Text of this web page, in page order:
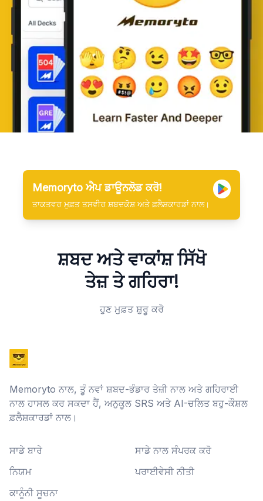
Memoryto ਐਪ ਡਾਊਨਲੋਡ ਕਰੋ!
ਤਾਕਤਵਰ ਮੁਫ਼ਤ ਤਸਵੀਰ ਸ਼ਬਦਕੋਸ਼ ਅਤੇ ਫ਼ਲੈਸ਼ਕਾਰਡਾਂ ਨਾਲ।
ਸ਼ਬਦ ਅਤੇ ਵਾਕਾਂਸ਼ ਸਿੱਖੋ
ਤੇਜ਼ ਤੇ ਗਹਿਰਾ!
ਹੁਣ ਮੁਫ਼ਤ ਸ਼ੁਰੂ ਕਰੋ
Memoryto ਨਾਲ, ਤੂੰ ਨਵਾਂ ਸ਼ਬਦ-ਭੰਡਾਰ ਤੇਜ਼ੀ ਨਾਲ ਅਤੇ ਗਹਿਰਾਈ
ਨਾਲ ਹਾਸਲ ਕਰ ਸਕਦਾ ਹੈਂ, ਅਨੁਕੂਲ SRS ਅਤੇ AI-ਚਲਿਤ ਬਹੁ-ਕੌਸ਼ਲ
ਫ਼ਲੈਸ਼ਕਾਰਡਾਂ ਨਾਲ।
ਸਾਡੇ ਬਾਰੇ
ਸਾਡੇ ਨਾਲ ਸੰਪਰਕ ਕਰੋ
ਨਿਯਮ
ਪਰਾਈਵੇਸੀ ਨੀਤੀ
ਕਾਨੂੰਨੀ ਸੂਚਨਾ